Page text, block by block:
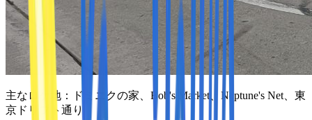
主なロケ地：
ドミニクの家、Bob's Market、Neptune's Net、東
京ドリフト通り